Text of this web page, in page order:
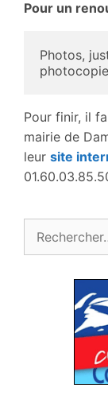
Pour un
Photos,
Pour finir, il
mairie de
leur site
Rechercher :